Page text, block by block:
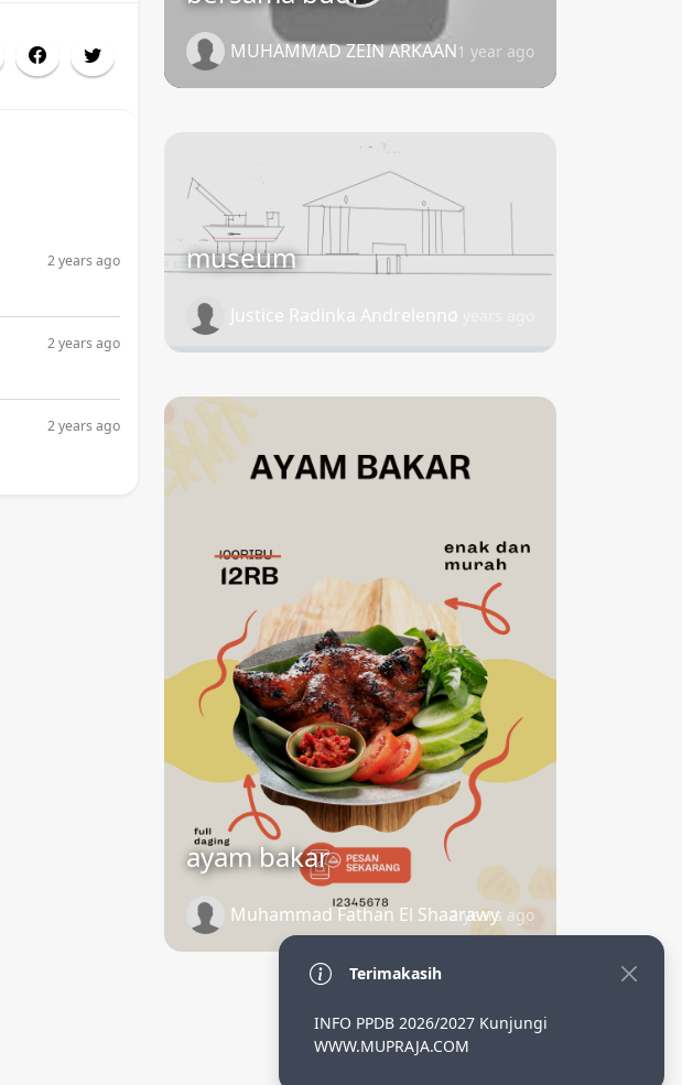
2 years ago
2 years ago
2 years ago
MUHAMMAD ZEIN ARKAAN1 year ago
museum
Justice Radinka Andrelenno2 years ago
ayam bakar
Muhammad Fathan El Shaarawy
2 years ago
Terimakasih
INFO PPDB 2026/2027 Kunjungi
WWW.MUPRAJA.COM